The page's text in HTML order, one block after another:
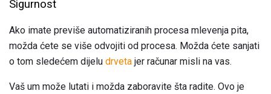
Sigurnost
Ako imate previše automatiziranih procesa mlevenja pita,
možda ćete se više odvojiti od procesa. Možda ćete sanjati
o tom sledećem dijelu drveta jer računar misli na vas.
Vaš um može lutati i možda zaboravite šta radite. Ovo je